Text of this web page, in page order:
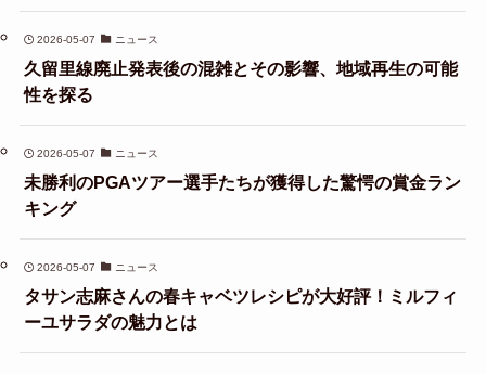
2026-05-07 ニュース
久留里線廃止発表後の混雑とその影響、地域再生の可能
性を探る
2026-05-07 ニュース
未勝利のPGAツアー選手たちが獲得した驚愕の賞金ラン
キング
2026-05-07 ニュース
タサン志麻さんの春キャベツレシピが大好評！ミルフィ
ーユサラダの魅力とは